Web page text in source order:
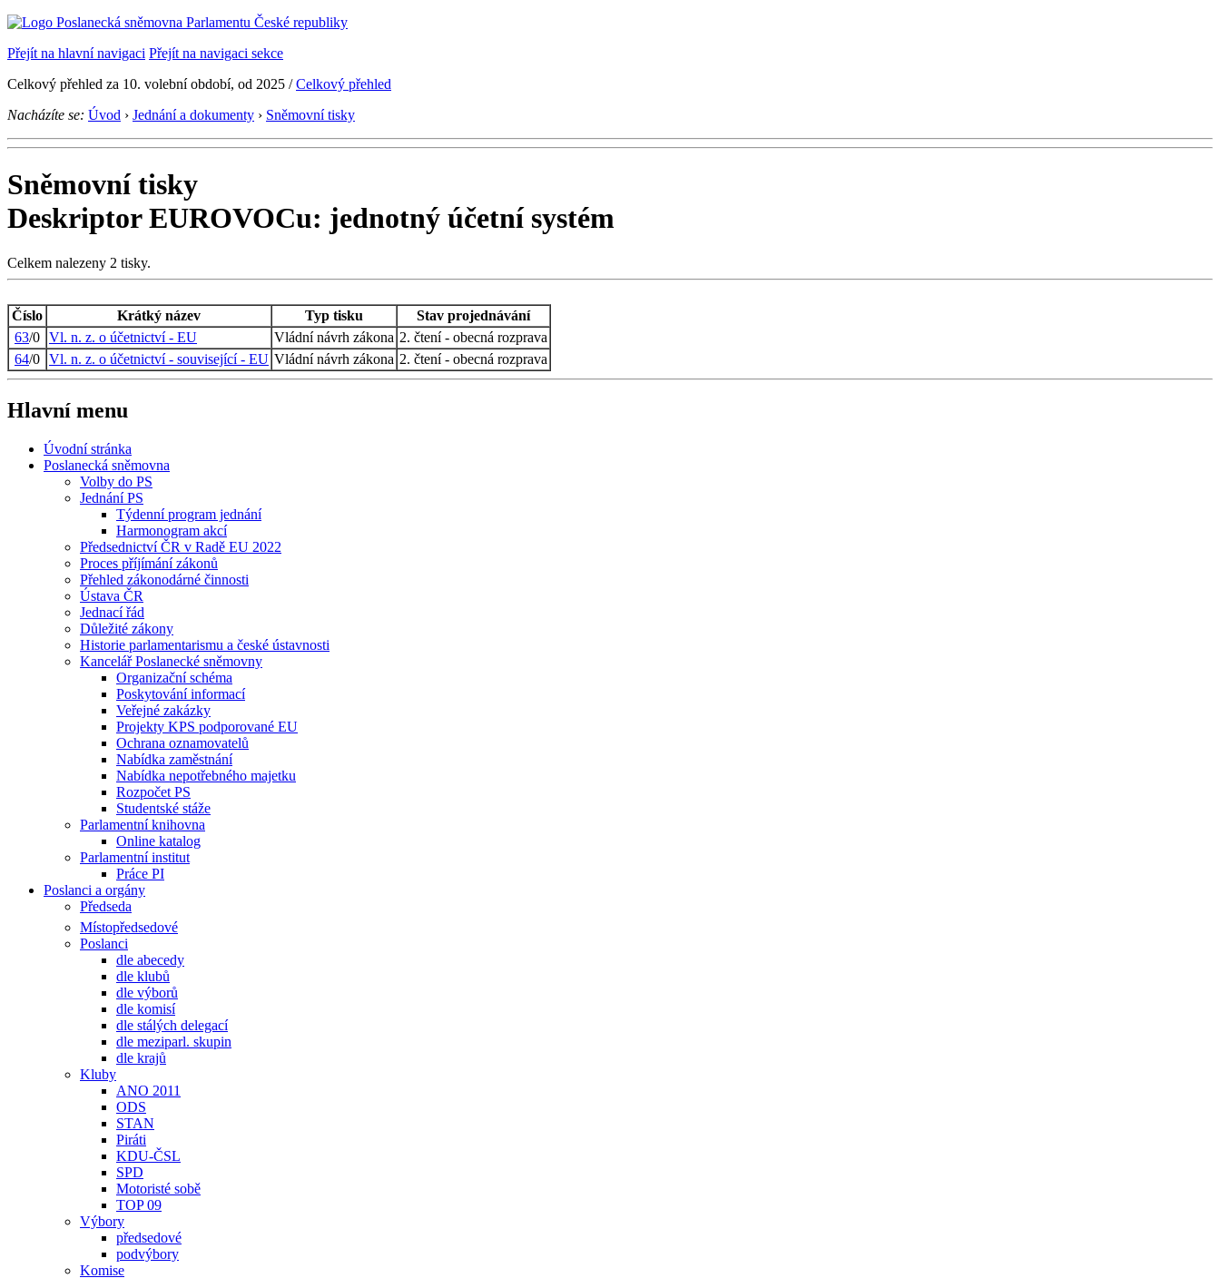
Přejít na hlavní navigaci Přejít na navigaci sekce
Celkový přehled za 10. volební období, od 2025 /Celkový přehled
Nacházíte se: Úvod › Jednání a dokumenty › Sněmovní tisky
Sněmovní tisky
Deskriptor EUROVOCu: jednotný účetní systém
Celkem nalezeny 2 tisky.
Číslo Krátký název Typ tisku
Stav projednávání
63/0 Vl. n. z. o účetnictví - EU Vládní návrh zákona 2. čtení - obecná rozprava
64/0 Vl. n. z. o účetnictví - související - EU Vládní návrh zákona 2. čtení - obecná rozprava
Hlavní menu
Úvodní stránka
Poslanecká sněmovna
Volby do PS
Jednání PS
Týdenní program jednání
Harmonogram akcí
Předsednictví ČR v Radě EU 2022
Proces příjímání zákonů
Přehled zákonodárné činnosti
Ústava ČR
Jednací řád
Důležité zákony
Historie parlamentarismu a české ústavnosti
Kancelář Poslanecké sněmovny
Organizační schéma
Poskytování informací
Veřejné zakázky
Projekty KPS podporované EU
Ochrana oznamovatelů
Nabídka zaměstnání
Nabídka nepotřebného majetku
Rozpočet PS
Studentské stáže
Parlamentní knihovna
Online katalog
Parlamentní institut
Práce PI
Poslanci a orgány
Předseda
Místopředsedové
Poslanci
dle abecedy
dle klubů
dle výborů
dle komisí
dle stálých delegací
dle meziparl. skupin
dle krajů
Kluby
ANO 2011
ODS
STAN
Piráti
KDU-ČSL
SPD
Motoristé sobě
TOP 09
Výbory
předsedové
podvýbory
Komise